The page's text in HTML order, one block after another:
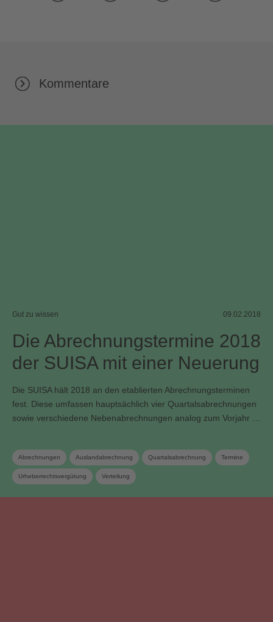
Kommentare
Gut zu wissen 09.02.2018
Die Abrechnungstermine 2018
der SUISA mit einer Neuerung
Die SUISA hält 2018 an den etablierten Abrechnungsterminen
fest. Diese umfassen hauptsächlich vier Quartalsabrechnungen
sowie verschiedene Nebenabrechnungen analog zum Vorjahr …
Abrechnungen Auslandabrechnung Quartalsabrechnung Termine
Urheberrechtsvergütung Verteilung